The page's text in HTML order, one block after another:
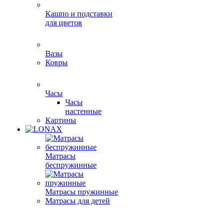
Кашпо и подставки
для цветов
Вазы
Ковры
Часы
Часы
настенные
Картины
Матрасы
беспружинные
Матрасы пружинные
Матрасы для детей